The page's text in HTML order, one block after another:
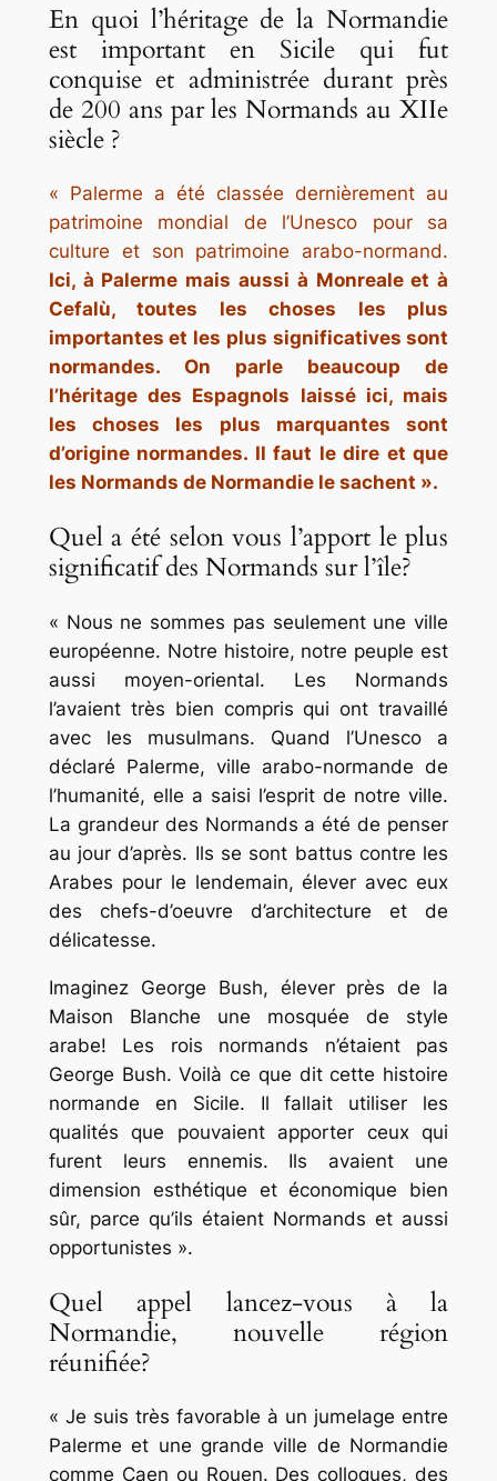
En quoi l’héritage de la Normandie
est important en Sicile qui fut
conquise et administrée durant près
de 200 ans par les Normands au XIIe
siècle ?
« Palerme a été classée dernièrement au
patrimoine mondial de l’Unesco pour sa
culture et son patrimoine arabo-normand.
Ici, à Palerme mais aussi à Monreale et à
Cefalù, toutes les choses les plus
importantes et les plus significatives sont
normandes. On parle beaucoup de
l’héritage des Espagnols laissé ici, mais
les choses les plus marquantes sont
d’origine normandes. Il faut le dire et que
les Normands de Normandie le sachent ».
Quel a été selon vous l’apport le plus
significatif des Normands sur l’île?
« Nous ne sommes pas seulement une ville
européenne. Notre histoire, notre peuple est
aussi moyen-oriental. Les Normands
l’avaient très bien compris qui ont travaillé
avec les musulmans. Quand l’Unesco a
déclaré Palerme, ville arabo-normande de
l’humanité, elle a saisi l’esprit de notre ville.
La grandeur des Normands a été de penser
au jour d’après. Ils se sont battus contre les
Arabes pour le lendemain, élever avec eux
des chefs-d’oeuvre d’architecture et de
délicatesse.
Imaginez George Bush, élever près de la
Maison Blanche une mosquée de style
arabe! Les rois normands n’étaient pas
George Bush. Voilà ce que dit cette histoire
normande en Sicile. Il fallait utiliser les
qualités que pouvaient apporter ceux qui
furent leurs ennemis. Ils avaient une
dimension esthétique et économique bien
sûr, parce qu’ils étaient Normands et aussi
opportunistes ».
Quel appel lancez-vous à la
Normandie, nouvelle région
réunifiée?
« Je suis très favorable à un jumelage entre
Palerme et une grande ville de Normandie
comme Caen ou Rouen. Des colloques, des